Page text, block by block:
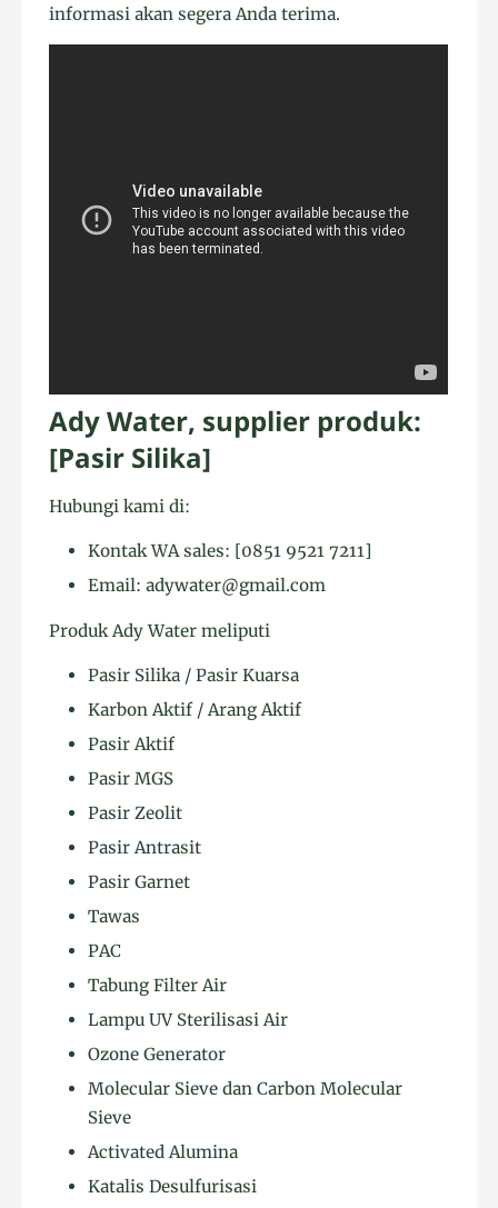
informasi akan segera Anda terima.
Ady Water, supplier produk:
[Pasir Silika]
Hubungi kami di:
Kontak WA sales: [0851 9521 7211]
Email: adywater@gmail.com
Produk Ady Water meliputi
Pasir Silika / Pasir Kuarsa
Karbon Aktif / Arang Aktif
Pasir Aktif
Pasir MGS
Pasir Zeolit
Pasir Antrasit
Pasir Garnet
Tawas
PAC
Tabung Filter Air
Lampu UV Sterilisasi Air
Ozone Generator
Molecular Sieve dan Carbon Molecular
Sieve
Activated Alumina
Katalis Desulfurisasi